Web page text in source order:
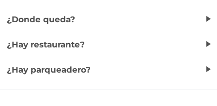
¿Donde queda?
¿Hay restaurante?
¿Hay parqueadero?